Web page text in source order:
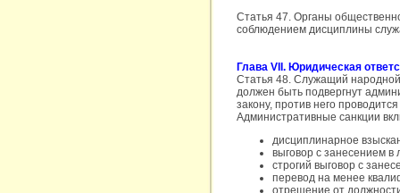
Статья 47. Органы
соблюдением дисциплины
Глава VII. Юридическая
Статья 48. Служащий
должен быть подвергнут
закону, против него
Административные санкции
дисциплинарное
выговор с занесением в
строгий выговор с
перевод на менее
отрешение от